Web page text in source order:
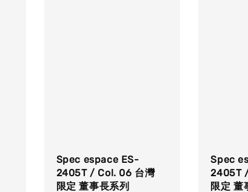
Spec espace ES-
2405T / Col. 06 台灣
限定 董事長系列
Spec
2405T
限定 董